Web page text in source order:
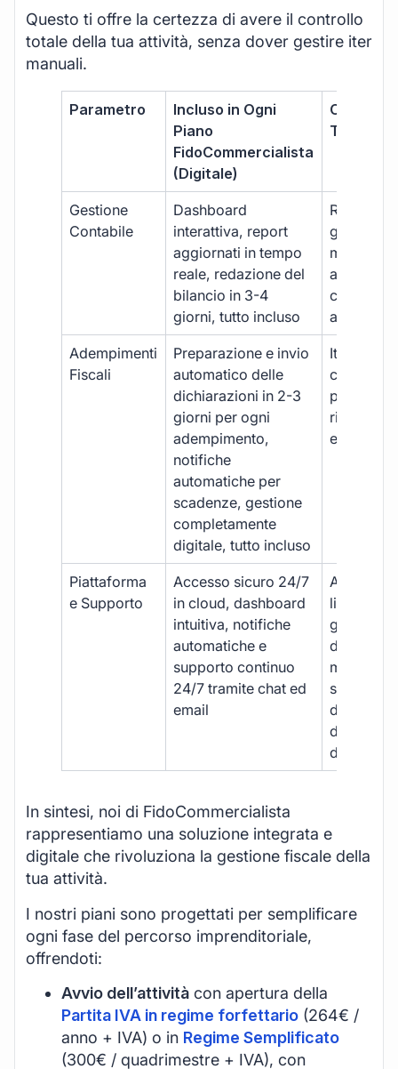
Questo ti offre la certezza di avere il controllo
totale della tua attività, senza dover gestire iter
manuali.
Parametro
Incluso in Ogni
Piano
FidoCommercialista
(Digitale)
Gestione
Contabile
Dashboard
interattiva, report
aggiornati in tempo
reale, redazione del
bilancio in 3-4
giorni, tutto incluso
Report
gestione
manuale,
con
aggiuntivi
Adempimenti
Fiscali
Preparazione e invio
automatico delle
dichiarazioni in 2-3
giorni per ogni
adempimento,
notifiche
automatiche per
scadenze, gestione
completamente
digitale, tutto incluso
Iter
costi
per ogni
rischio di
e
Piattaforma
e Supporto
Accesso sicuro 24/7
in cloud, dashboard
intuitiva, notifiche
automatiche e
supporto continuo
24/7 tramite chat ed
email
Accesso
limitato,
gestione
manuale,
supporto
durante
d’ufficio.
In sintesi, noi di FidoCommercialista
rappresentiamo una soluzione integrata e
digitale che rivoluziona la gestione fiscale della
tua attività.
I nostri piani sono progettati per semplificare
ogni fase del percorso imprenditoriale,
offrendoti:
Avvio dell’attività con apertura della
Partita IVA in regime forfettario (264€ /
anno + IVA) o in Regime Semplificato
(300€ / quadrimestre + IVA), con